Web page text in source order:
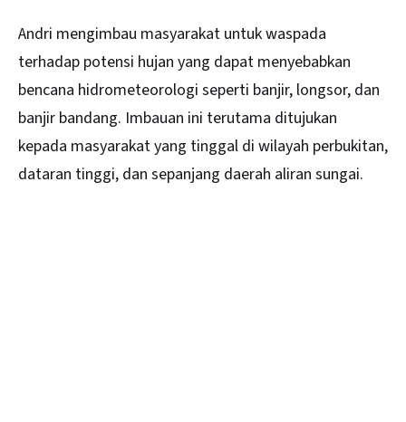
Andri mengimbau masyarakat untuk waspada
terhadap potensi hujan yang dapat menyebabkan
bencana hidrometeorologi seperti banjir, longsor, dan
banjir bandang. Imbauan ini terutama ditujukan
kepada masyarakat yang tinggal di wilayah perbukitan,
dataran tinggi, dan sepanjang daerah aliran sungai.